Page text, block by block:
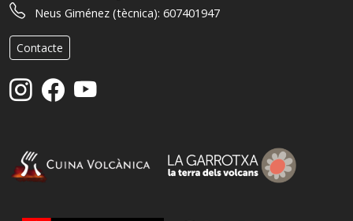
Neus Giménez (tècnica): 607401947
Contacte